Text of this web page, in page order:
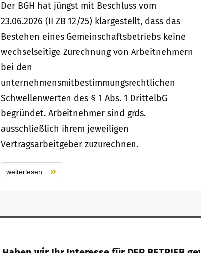
Der BGH hat jüngst mit Beschluss vom
23.06.2026 (II ZB 12/25) klargestellt, dass das
Bestehen eines Gemeinschaftsbetriebs keine
wechselseitige Zurechnung von Arbeitnehmern
bei den
unternehmensmitbestimmungsrechtlichen
Schwellenwerten des § 1 Abs. 1 DrittelbG
begründet. Arbeitnehmer sind grds.
ausschließlich ihrem jeweiligen
Vertragsarbeitgeber zuzurechnen.
weiterlesen